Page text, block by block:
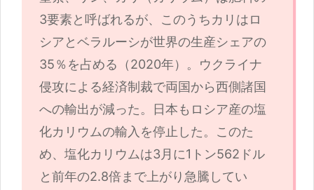
3要素と呼ばれるが、このうちカリはロ
シアとベラルーシが世界の生産シェアの
35％を占める（2020年）。ウクライナ
侵攻による経済制裁で両国から西側諸国
への輸出が減った。日本もロシア産の塩
化カリウムの輸入を停止した。このた
め、塩化カリウムは3月に1トン562ドル
と前年の2.8倍まで上がり急騰してい